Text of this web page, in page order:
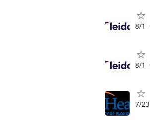
8/1
8/1
7/23